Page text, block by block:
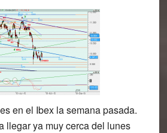
en el Ibex la semana pasada.
llegar ya muy cerca del lunes